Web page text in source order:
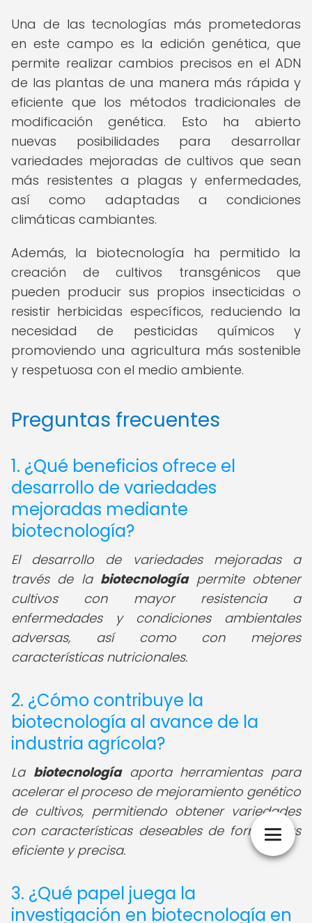
Una de las tecnologías más prometedoras
en este campo es la edición genética, que
permite realizar cambios precisos en el ADN
de las plantas de una manera más rápida y
eficiente que los métodos tradicionales de
modificación genética. Esto ha abierto
nuevas posibilidades para desarrollar
variedades mejoradas de cultivos que sean
más resistentes a plagas y enfermedades,
así como adaptadas a condiciones
climáticas cambiantes.
Además, la biotecnología ha permitido la
creación de cultivos transgénicos que
pueden producir sus propios insecticidas o
resistir herbicidas específicos, reduciendo la
necesidad de pesticidas químicos y
promoviendo una agricultura más sostenible
y respetuosa con el medio ambiente.
Preguntas frecuentes
1. ¿Qué beneficios ofrece el
desarrollo de variedades
mejoradas mediante
biotecnología?
El desarrollo de variedades mejoradas a
través de la biotecnologíapermite obtener
cultivos con mayor resistencia a
enfermedades y condiciones ambientales
adversas, así como con mejores
características nutricionales.
2. ¿Cómo contribuye la
biotecnología al avance de la
industria agrícola?
La biotecnologíaaporta herramientas para
acelerar el proceso de mejoramiento genético
de cultivos, permitiendo obtener variedades
con características deseables de forma más
eficiente y precisa.
3. ¿Qué papel juega la
investigación en biotecnología en